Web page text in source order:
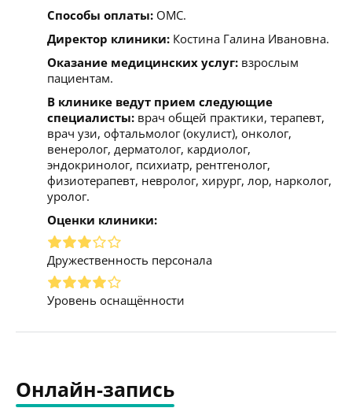
Способы оплаты: ОМС.
Директор клиники: Костина Галина Ивановна.
Оказание медицинских услуг: взрослым
пациентам.
В клинике ведут прием следующие
специалисты: врач общей практики, терапевт,
врач узи, офтальмолог (окулист), онколог,
венеролог, дерматолог, кардиолог,
эндокринолог, психиатр, рентгенолог,
физиотерапевт, невролог, хирург, лор, нарколог,
уролог.
Оценки клиники:
Дружественность персонала
Уровень оснащённости
Онлайн-запись